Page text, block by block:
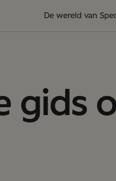
De wereld van
gids